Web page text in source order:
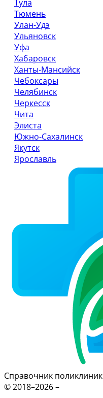
Тула
Тюмень
Улан-Удэ
Ульяновск
Уфа
Хабаровск
Ханты-Мансийск
Чебоксары
Челябинск
Черкесск
Чита
Элиста
Южно-Сахалинск
Якутск
Ярославль
Справочник поликлиник
© 2018–2026 –